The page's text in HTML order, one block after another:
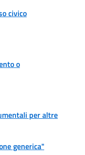
civico
o
per altre
generica"